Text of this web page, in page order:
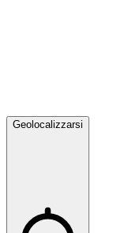
Geolocalizzarsi